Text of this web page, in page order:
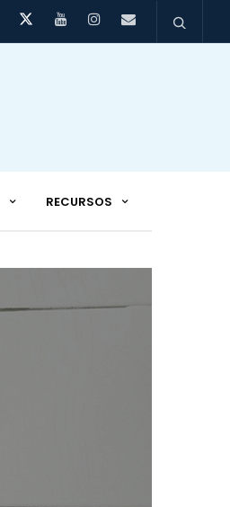
RECURSOS